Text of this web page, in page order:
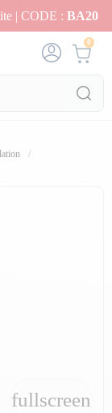
| CODE : BA20
0
fullscreen